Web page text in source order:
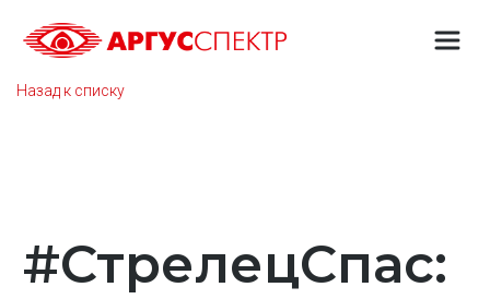
Назад к списку
#СтрелецСпас: